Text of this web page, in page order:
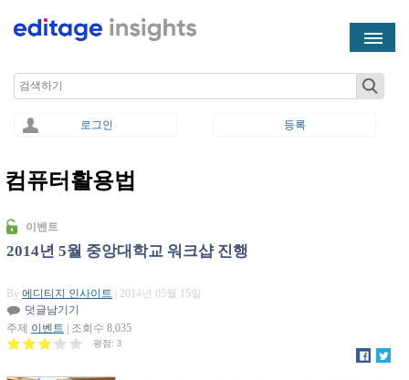
Search
로그인 등록
You are here
컴퓨터활용법
이벤트
2014년 5월 중앙대학교 워크샵 진행
By 에디티지 인사이트
| 2014년 05월 15일
덧글남기기
주제 이벤트 | 조회수 8,035
평점: 3